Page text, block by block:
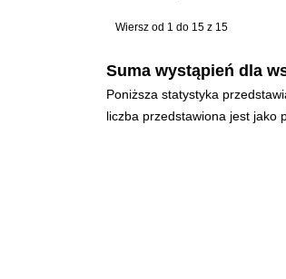
Wiersz od 1 do 15 z 15
Suma wystąpień dla
Poniższa statystyka
liczba przedstawiona jest jako